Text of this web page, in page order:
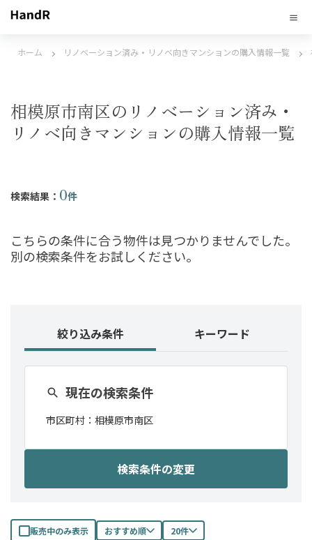
ホーム リノベーション済み・リノベ向きマンションの購入情報一覧
相模原市南区のリノベーション済み・
リノベ向きマンションの購入情報一覧
検索結果： 0件
こちらの条件に合う物件は見つかりませんでした。
別の検索条件をお試しください。
絞り込み条件 キーワード
現在の検索条件
市区町村： 相模原市南区
検索条件の変更
販売中のみ表示 おすすめ順 20件